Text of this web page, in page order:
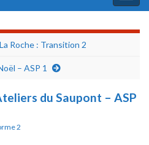
Roche : Transition 2
– ASP 1
du Saupont – ASP
2